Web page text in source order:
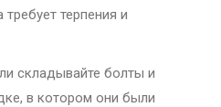
терпения и
складывайте болты и
в котором они были